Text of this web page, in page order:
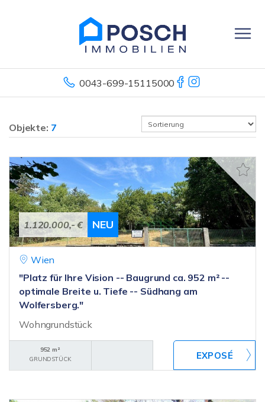
0043-699-15115000
Objekte: 7
1.120.000,- € NEU
Wien
"Platz für Ihre Vision -- Baugrund ca. 952 m² --
optimale Breite u. Tiefe -- Südhang am
Wolfersberg."
Wohngrundstück
952 m²
GRUNDSTÜCK